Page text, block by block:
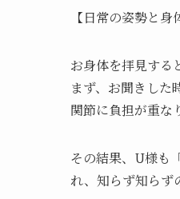
【日常の姿勢と身
お身体を拝見する
まず、お聞きした
関節に負担が重な
その結果、U様も
れ、知らず知らず